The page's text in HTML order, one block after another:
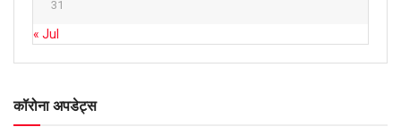
31
« Jul
कॉरोना अपडेट्स